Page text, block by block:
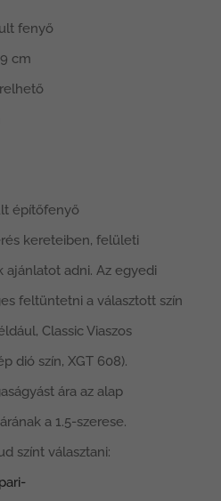
fenyő
cm
építőfenyő
kereteiben, felületi
ajánlatot adni. Az egyedi
feltüntetni a választott szín
Classic Viaszos
dió szín, XGT 608).
ára az alap
a 1.5-szerese.
színt választani: